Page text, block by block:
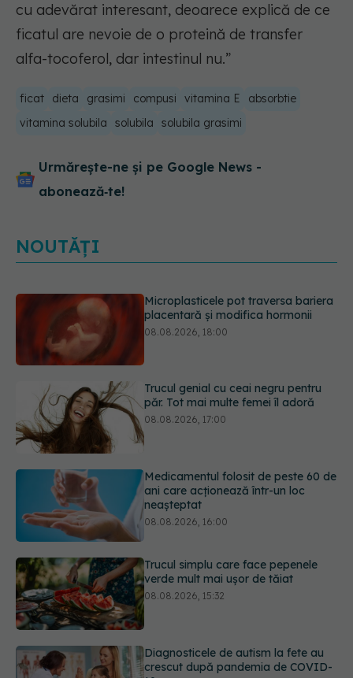
cu adevărat interesant, deoarece explică de ce
ficatul are nevoie de o proteină de transfer
alfa-tocoferol, dar intestinul nu.”
ficat dieta grasimi compusi vitamina E
absorbtie
vitamina solubila
solubila solubila grasimi
Urmărește-ne și pe Google News -
abonează‑te!
NOUTĂȚI
Trucul genial cu ceai negru pentru
păr. Tot mai multe femei îl adoră
08.08.2026, 17:00
Medicamentul folosit de peste 60 de
ani care acționează într-un loc
neașteptat
Trucul simplu care face pepenele
verde mult mai ușor de tăiat
08.08.2026, 15:32
Diagnosticele de autism la fete au
crescut după pandemia de COVID-
19
Microplasticele pot traversa bariera
placentară și modifica hormonii